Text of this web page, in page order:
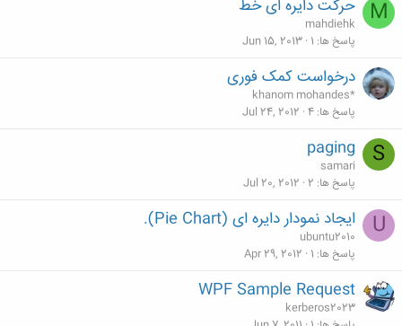
M حرکت دایره ای خط
mahdiehk
پاسخ ها 1
Jun 15, 2013
درخواست کمک فوری
khanom mohandes*
پاسخ ها 4
Jul 24, 2012
S
paging
samari
پاسخ ها 2
Jul 20, 2012
U ایجاد نمودار دایره ای (Pie Chart).
ubuntu2010
پاسخ ها 1
Apr 29, 2012
WPF Sample Request
kerberos2023